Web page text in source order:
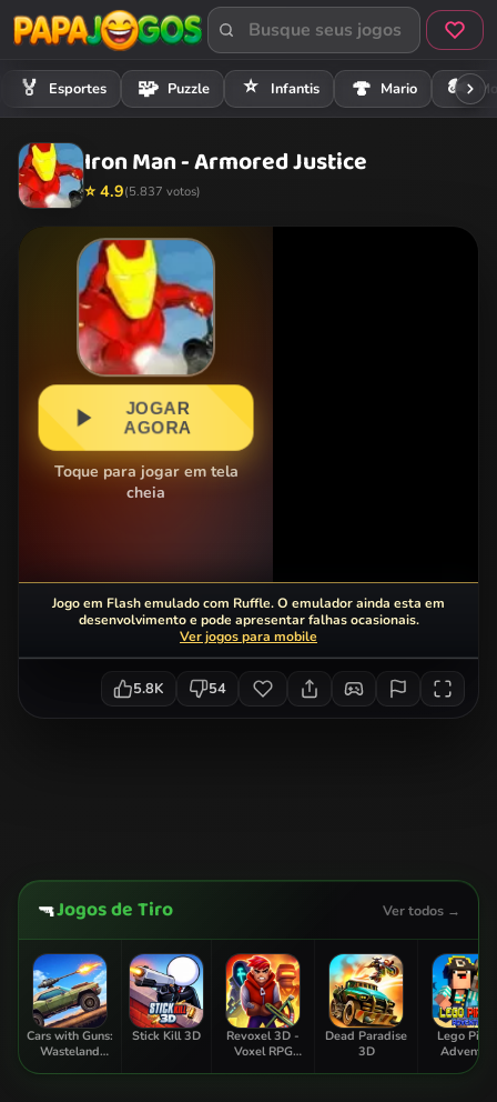
🏅 Esportes 🧩 Puzzle ⭐ Infantis 🍄 Mario 🏍️
Iron Man - Armored Justice
⭐ 4.9(5.837 votos)
JOGAR
AGORA
Toque para jogar em tela
cheia
Jogo em Flash emulado com Ruffle. O emulador ainda esta em
desenvolvimento e pode apresentar falhas ocasionais.
Ver jogos para mobile
5.8K 54
🔫Jogos de Tiro Ver todos →
Cars with Guns:
Wasteland
Stick Kill 3D
Revoxel 3D -
Voxel RPG
Dead Paradise
3D
Lego